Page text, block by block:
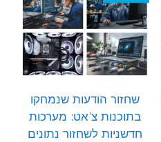
שחזור הודעות שנמחקו
בתוכנות צ'אט: מערכות
חדשניות לשחזור נתונים